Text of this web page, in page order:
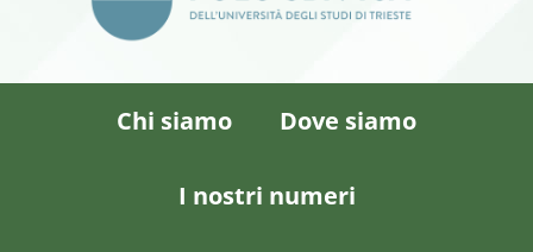
Chi siamo Dove siamo
I nostri numeri